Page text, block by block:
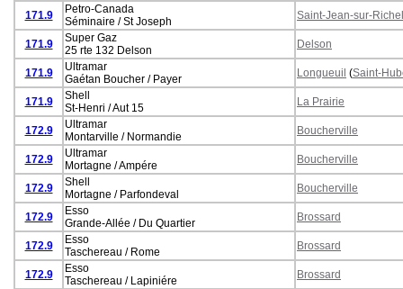
171.9
Petro-Canada
Séminaire / St Joseph
Saint-Jean-sur-
171.9
Super Gaz
25 rte 132 Delson
Delson
171.9
Ultramar
Gaétan Boucher / Payer
Longueuil (Saint-
171.9
Shell
St-Henri / Aut 15
La Prairie
172.9
Ultramar
Montarville / Normandie
Boucherville
172.9
Ultramar
Mortagne / Ampére
Boucherville
172.9
Shell
Mortagne / Parfondeval
Boucherville
172.9
Esso
Grande-Allée / Du Quartier
Brossard
172.9
Esso
Taschereau / Rome
Brossard
172.9
Esso
Taschereau / Lapiniére
Brossard